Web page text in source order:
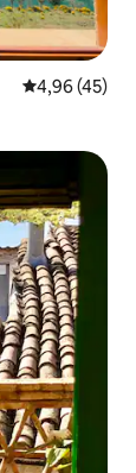
Évaluation
4,96 (45)